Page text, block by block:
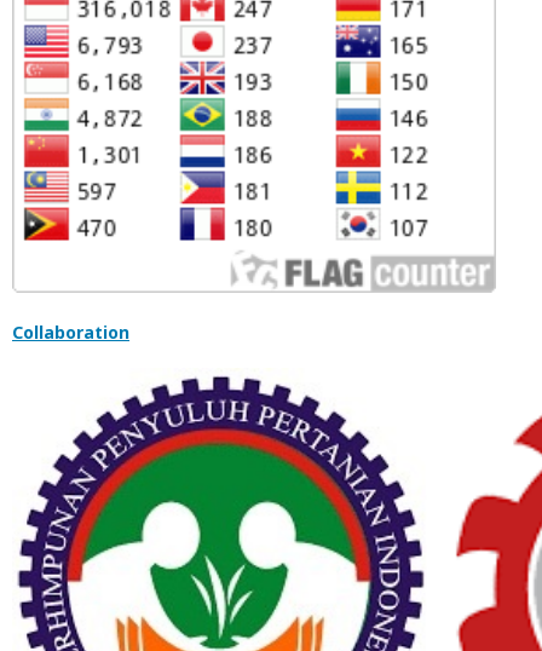
Collaboration